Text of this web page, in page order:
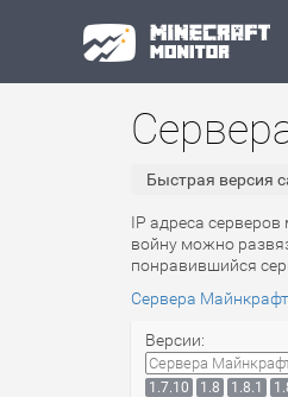
Быстрая версия
IP адреса
войну можно
понравившийся
Сервера Майнкрафт
Версии:
Сервера
1.7.10
1.8 1.8.1